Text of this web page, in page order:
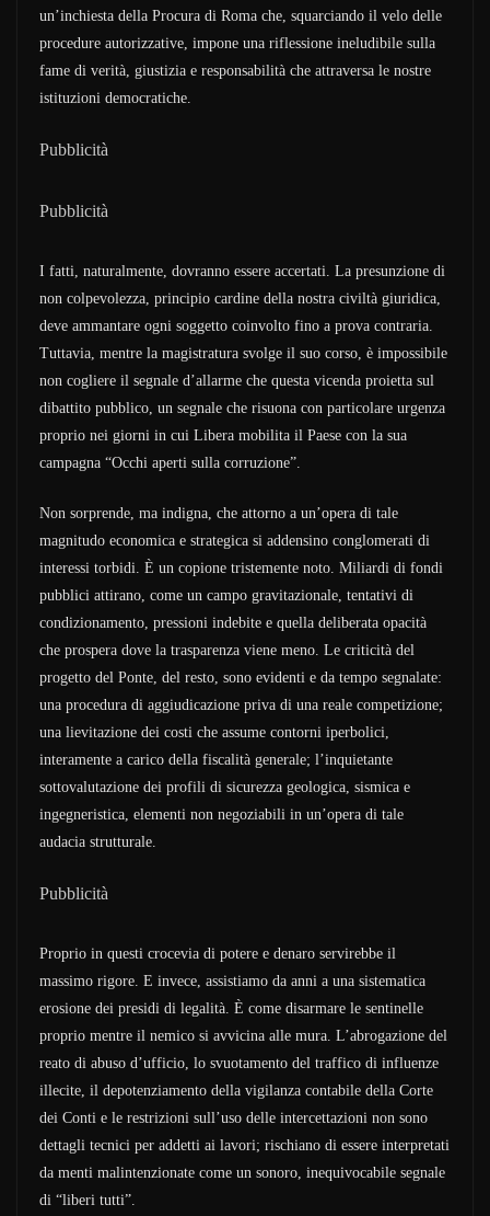
un’inchiesta della Procura di Roma che, squarciando il velo delle
procedure autorizzative, impone una riflessione ineludibile sulla
fame di verità, giustizia e responsabilità che attraversa le nostre
istituzioni democratiche.
Pubblicità
Pubblicità
I fatti, naturalmente, dovranno essere accertati. La presunzione di
non colpevolezza, principio cardine della nostra civiltà giuridica,
deve ammantare ogni soggetto coinvolto fino a prova contraria.
Tuttavia, mentre la magistratura svolge il suo corso, è impossibile
non cogliere il segnale d’allarme che questa vicenda proietta sul
dibattito pubblico, un segnale che risuona con particolare urgenza
proprio nei giorni in cui Libera mobilita il Paese con la sua
campagna “Occhi aperti sulla corruzione”.
Non sorprende, ma indigna, che attorno a un’opera di tale
magnitudo economica e strategica si addensino conglomerati di
interessi torbidi. È un copione tristemente noto. Miliardi di fondi
pubblici attirano, come un campo gravitazionale, tentativi di
condizionamento, pressioni indebite e quella deliberata opacità
che prospera dove la trasparenza viene meno. Le criticità del
progetto del Ponte, del resto, sono evidenti e da tempo segnalate:
una procedura di aggiudicazione priva di una reale competizione;
una lievitazione dei costi che assume contorni iperbolici,
interamente a carico della fiscalità generale; l’inquietante
sottovalutazione dei profili di sicurezza geologica, sismica e
ingegneristica, elementi non negoziabili in un’opera di tale
audacia strutturale.
Pubblicità
Proprio in questi crocevia di potere e denaro servirebbe il
massimo rigore. E invece, assistiamo da anni a una sistematica
erosione dei presidi di legalità. È come disarmare le sentinelle
proprio mentre il nemico si avvicina alle mura. L’abrogazione del
reato di abuso d’ufficio, lo svuotamento del traffico di influenze
illecite, il depotenziamento della vigilanza contabile della Corte
dei Conti e le restrizioni sull’uso delle intercettazioni non sono
dettagli tecnici per addetti ai lavori; rischiano di essere interpretati
da menti malintenzionate come un sonoro, inequivocabile segnale
di “liberi tutti”.